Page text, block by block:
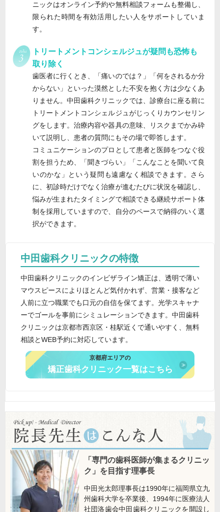
ニックはオンライン予約や無料相談フォームも整備し、
限られた時間を有効活用したい人をサポートしていま
す。
トリートメントコンシェルジュが疑問も恐怖も
取り除く
歯医者に行くとき、「痛いのでは？」「何をされるか分
からない」といった漠然とした不安を抱く方は少なくあ
りません。中田歯科クリニックでは、診療台に座る前に
トリートメントコンシェルジュがじっくりカウンセリン
グをします。治療内容や器具の意味、リスクまでかみ砕
いて説明し、患者の質問にもその場で即答します。
コミュニケーションのプロとして患者と医師をつなぐ役
割を担うため、「聞きづらい」「こんなことを聞いて良
いのかな」という疑問も遠慮なく相談できます。さら
に、初診時だけでなく治療が進むたびに状況を確認し、
悩みが生まれたタイミングで相談できる継続サポート体
制を採用していますので、自分のペースで納得のいく選
択ができます。
中田歯科クリニックの特徴
中田歯科クリニックのインビザライン矯正は、透明で薄い
マウスピースによりほとんど気付かれず、営業・接客など
人前に立つ職業でも口元の自信を保てます。光学スキャナ
ーでゴールを事前にシミュレーションできます。中田歯科
クリニックは京都市西京区・桂駅近くで通いやすく、無料
相談とWEB予約に対応しています。
京都府エリアの
矯正歯科クリニック一覧はこちら
「専門の歯科医師が集まるクリニッ
ク」を目指す理事長
中田光太郎理事長は1990年に福岡県立九
州歯科大学を卒業後、1994年に医療法人
社団洛歯会中田歯科クリニックを開設し